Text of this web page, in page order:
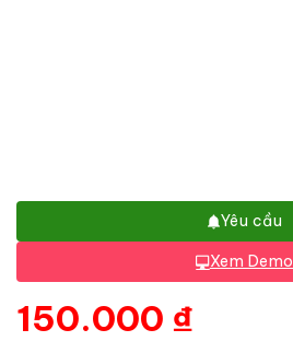
Yêu cầu
Xem Demo
150.000 ₫